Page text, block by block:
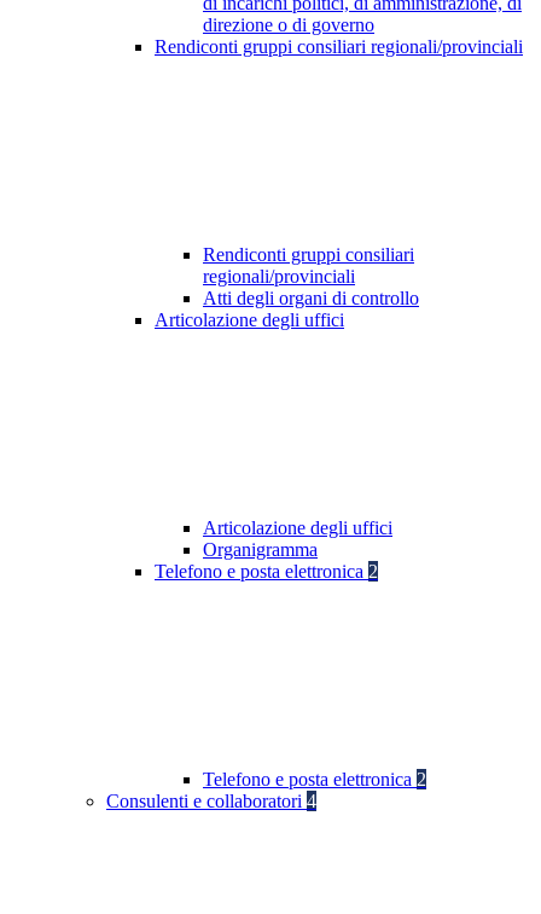
direzione o di governo
Rendiconti gruppi consiliari regionali/provinciali
Rendiconti gruppi consiliari
regionali/provinciali
Atti degli organi di controllo
Articolazione degli uffici
Articolazione degli uffici
Organigramma
Telefono e posta elettronica 2
Telefono e posta elettronica 2
Consulenti e collaboratori 4